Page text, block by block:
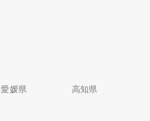
愛媛県 高知県